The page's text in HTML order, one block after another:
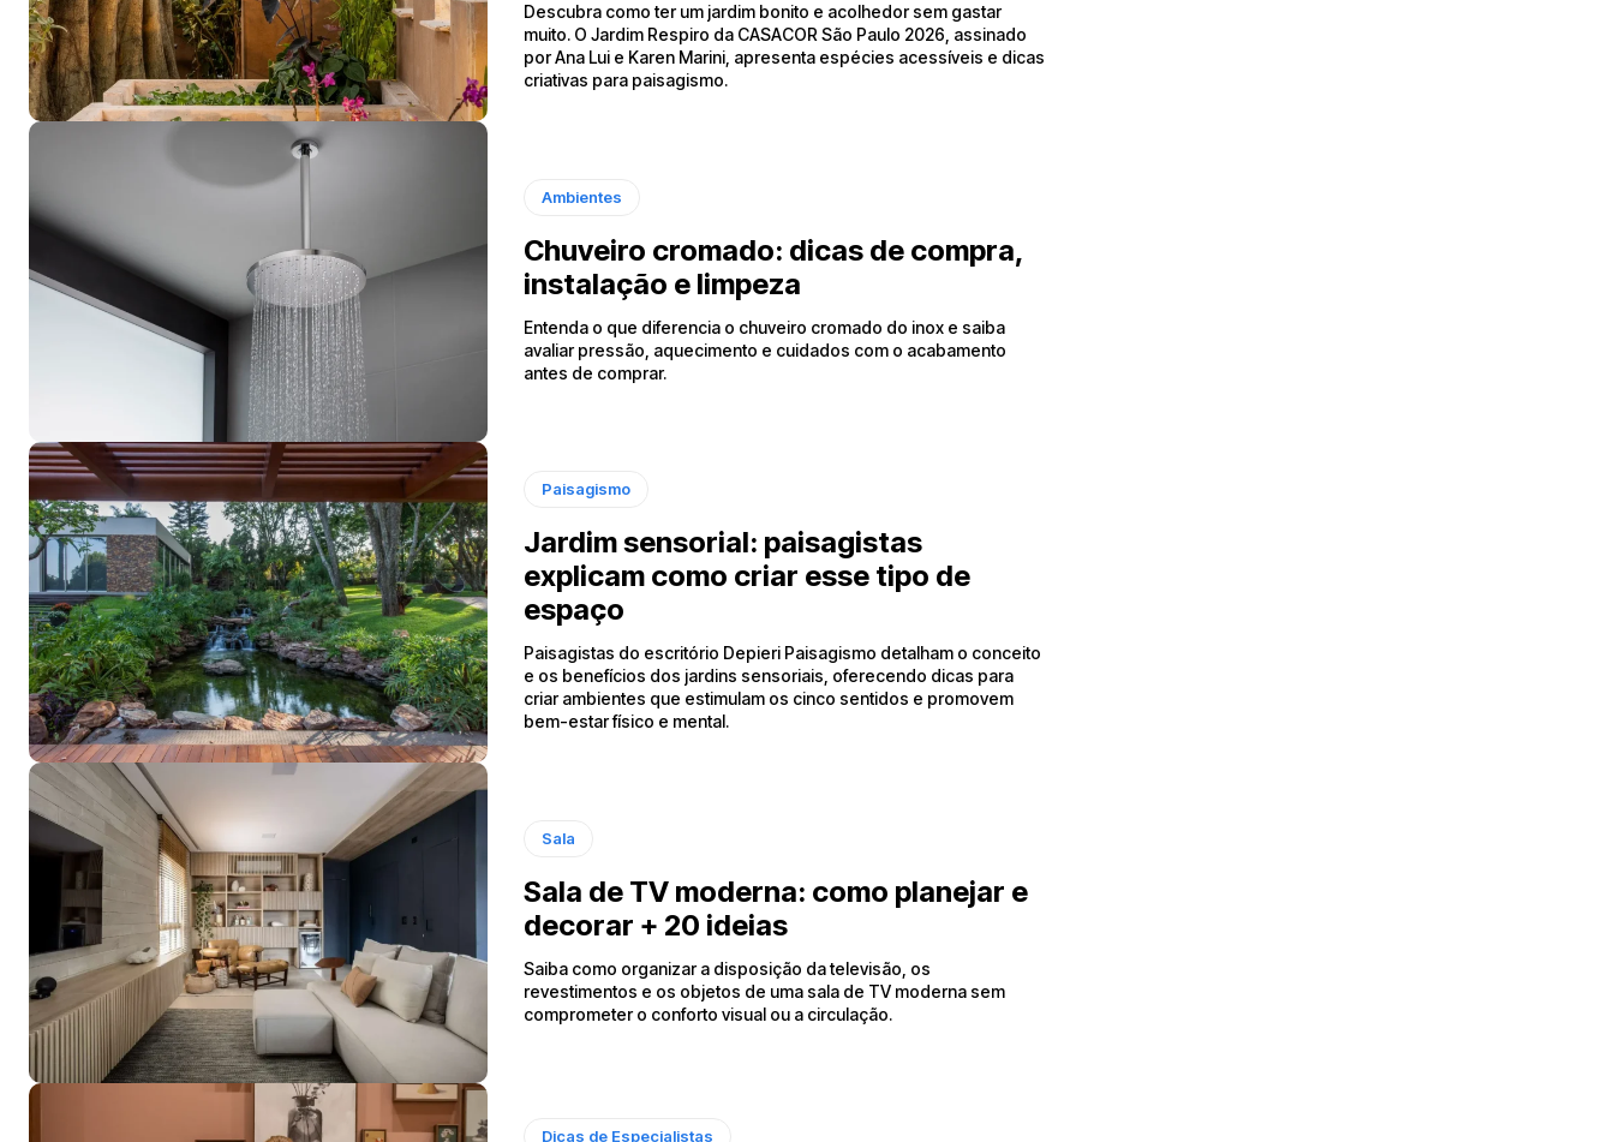
Descubra como ter um jardim bonito e acolhedor sem gastar
muito. O Jardim Respiro da CASACOR São Paulo 2026, assinado
por Ana Lui e Karen Marini, apresenta espécies acessíveis e dicas
criativas para paisagismo.
Ambientes
Chuveiro cromado: dicas de compra,
instalação e limpeza
Entenda o que diferencia o chuveiro cromado do inox e saiba
avaliar pressão, aquecimento e cuidados com o acabamento
antes de comprar.
Paisagismo
Jardim sensorial: paisagistas
explicam como criar esse tipo de
espaço
Paisagistas do escritório Depieri Paisagismo detalham o conceito
e os benefícios dos jardins sensoriais, oferecendo dicas para
criar ambientes que estimulam os cinco sentidos e promovem
bem-estar físico e mental.
Sala
Sala de TV moderna: como planejar e
decorar + 20 ideias
Saiba como organizar a disposição da televisão, os
revestimentos e os objetos de uma sala de TV moderna sem
comprometer o conforto visual ou a circulação.
Dicas de Especialistas